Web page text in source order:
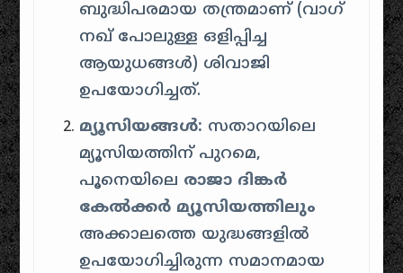
ബുദ്ധിപരമായ തന്ത്രമാണ് (വാഗ്
നഖ് പോലുള്ള ഒളിപ്പിച്ച
ആയുധങ്ങൾ) ശിവാജി
ഉപയോഗിച്ചത്.
മ്യൂസിയങ്ങൾ: സതാറയിലെ
മ്യൂസിയത്തിന് പുറമെ,
പൂനെയിലെ രാജാ ദിങ്കർ
കേൽക്കർ മ്യൂസിയത്തിലും
അക്കാലത്തെ യുദ്ധങ്ങളിൽ
ഉപയോഗിച്ചിരുന്ന സമാനമായ